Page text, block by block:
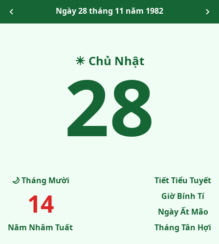
Ngày 28 tháng 11 năm 1982
☀ Chủ Nhật
28
🌙 Tháng Mười
14
Năm Nhâm Tuất
Tiết Tiểu Tuyết
Giờ Bính Tí
Ngày Ất Mão
Tháng Tân Hợi